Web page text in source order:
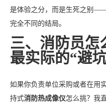
是体验之分，而是生死之别
完全不同的结局。
三、消防员怎
最实际的“避
如果你负责单位采购或者在用
持式消防热成像仪怎么挑？我